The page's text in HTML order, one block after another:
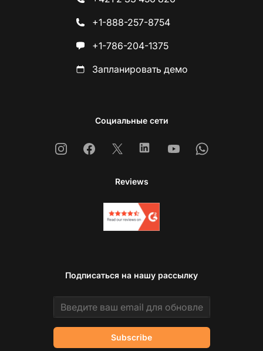
+1-888-257-8754
+1-786-204-1375
Запланировать демо
Социальные сети
InstagramFacebook
X LinkedinYoutubeWhatsapp
Reviews
Подписаться на нашу рассылку
Email address
Subscribe